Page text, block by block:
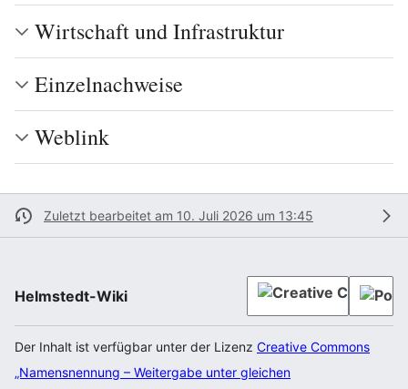
Wirtschaft und Infrastruktur
Einzelnachweise
Weblink
Zuletzt bearbeitet am 10. Juli 2026 um 13:45
Helmstedt-Wiki
Der Inhalt ist verfügbar unter der Lizenz Creative Commons
„Namensnennung – Weitergabe unter gleichen